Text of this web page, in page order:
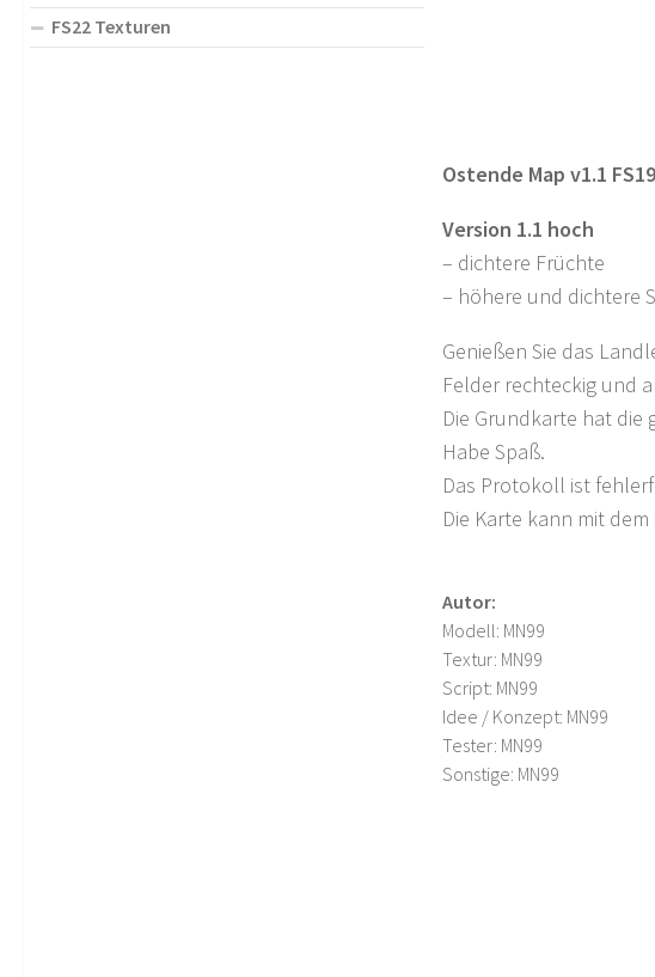
Ostende Map v1.1 FS19
Version 1.1 hoch
– dichtere Früchte
– höhere und dichtere
Genießen Sie das
Felder rechteckig und
Die Grundkarte hat die
Habe Spaß.
Das Protokoll ist
Die Karte kann mit
Autor:
Modell: MN99
Textur: MN99
Script: MN99
Idee / Konzept: MN99
Tester: MN99
Sonstige: MN99
FS22 Texturen